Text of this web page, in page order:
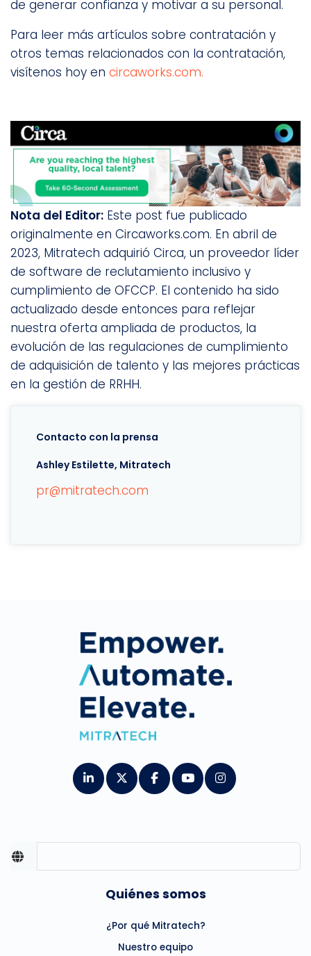
de generar confianza y motivar a su personal.
Para leer más artículos sobre contratación y
otros temas relacionados con la contratación,
visítenos hoy en circaworks.com.
Nota del Editor: Este post fue publicado
originalmente en Circaworks.com. En abril de
2023, Mitratech adquirió Circa, un proveedor líder
de software de reclutamiento inclusivo y
cumplimiento de OFCCP. El contenido ha sido
actualizado desde entonces para reflejar
nuestra oferta ampliada de productos, la
evolución de las regulaciones de cumplimiento
de adquisición de talento y las mejores prácticas
en la gestión de RRHH.
Contacto con la prensa
Ashley Estilette, Mitratech
pr@mitratech.com
Quiénes somos
¿Por qué Mitratech?
Nuestro equipo